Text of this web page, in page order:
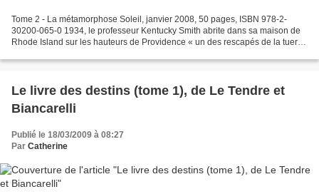
Tome 2 - La métamorphose Soleil, janvier 2008, 50 pages, ISBN 978-2-
30200-065-0 1934, le professeur Kentucky Smith abrite dans sa maison de
Rhode Island sur les hauteurs de Providence « un des rescapés de la tuerie
Le livre des destins (tome 1), de Le Tendre et
Biancarelli
Publié le 18/03/2009 à 08:27
Par Catherine